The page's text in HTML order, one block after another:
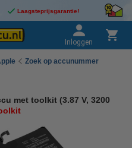
Laagsteprijsgarantie!
Inloggen
Zoek op accunummer
met toolkit (3.87 V, 3200